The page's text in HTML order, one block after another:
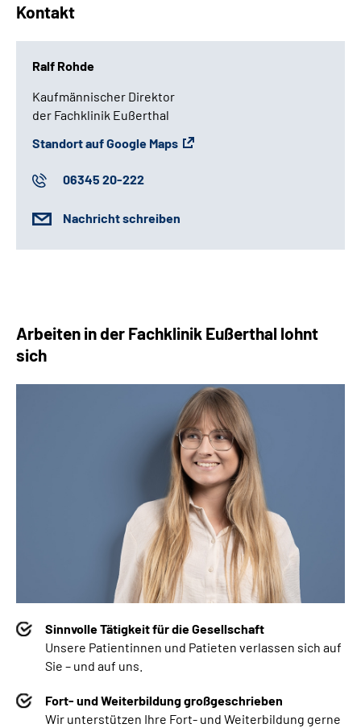
Kontakt
Ralf Rohde
Kaufmännischer Direktor
der Fachklinik Eußerthal
Standort auf Google Maps
06345 20-222
Nachricht schreiben
Arbeiten in der Fachklinik Eußerthal lohnt
sich
Sinnvolle Tätigkeit für die Gesellschaft
Unsere Patientinnen und Patieten verlassen sich auf
Sie – und auf uns.
Fort- und Weiterbildung großgeschrieben
Wir unterstützen Ihre Fort- und Weiterbildung gerne